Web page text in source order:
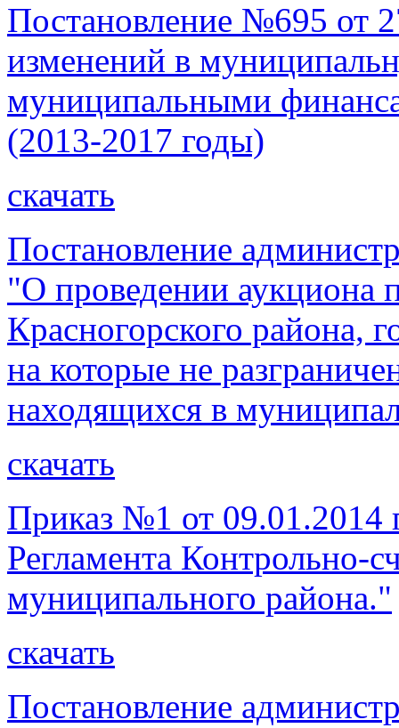
Постановление №695 от
изменений в
муниципальными
(2013-2017 годы)
скачать
Постановление
"О проведении аукциона
Красногорского района,
на которые не
находящихся в
скачать
Приказ №1 от 09.01.2014
Регламента Контрольно-
муниципального района."
скачать
Постановление